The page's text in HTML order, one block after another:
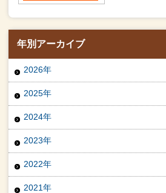
年別アーカイブ
2026年
2025年
2024年
2023年
2022年
2021年